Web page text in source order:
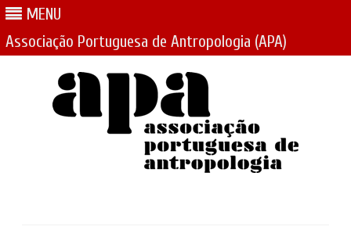
MENU
Associação Portuguesa de Antropologia (APA)